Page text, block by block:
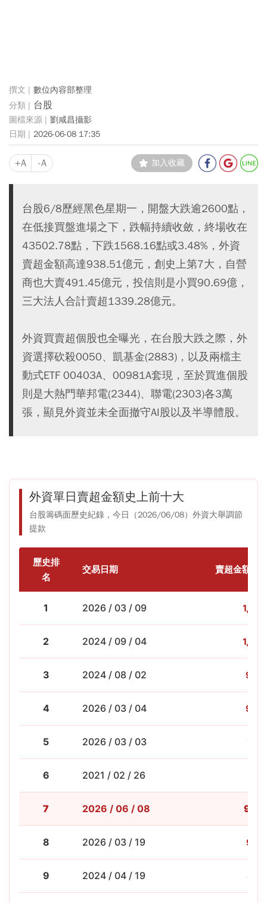
數位內容部整理
台股
劉咸昌攝影
2026-06-08 17:35
+A -A 加入收藏
台股6/8歷經黑色星期一，開盤大跌逾2600點，
在低接買盤進場之下，跌幅持續收斂，終場收在
43502.78點，下跌1568.16點或3.48%，外資
賣超金額高達938.51億元，創史上第7大，自營
商也大賣491.45億元，投信則是小買90.69億，
三大法人合計賣超1339.28億元。
外資買賣超個股也全曝光，在台股大跌之際，外
資選擇砍殺0050、凱基金(2883)，以及兩檔主
動式ETF 00403A、00981A套現，至於買進個股
則是大熱門華邦電(2344)、聯電(2303)各3萬
張，顯見外資並未全面撤守AI股以及半導體股。
外資單日賣超金額史上前十大
台股籌碼面歷史紀錄，今日（2026/06/08）外資大舉調節
提款
歷史排
名
交易日期 賣超金額 (
1 2026 / 03 / 09
2 2024 / 09 / 04
3 2024 / 08 / 02
4 2026 / 03 / 04
5 2026 / 03 / 03
6 2021 / 02 / 26
7 2026 / 06 / 08
8 2026 / 03 / 19
9 2024 / 04 / 19